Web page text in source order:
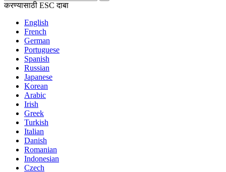
करण्यासाठी ESC दाबा
English
French
German
Portuguese
Spanish
Russian
Japanese
Korean
Arabic
Irish
Greek
Turkish
Italian
Danish
Romanian
Indonesian
Czech